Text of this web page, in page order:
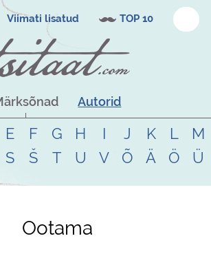
Viimati lisatud TOP 10
Autorid
E F G H I J K L
M
S Š T U V Õ Ä Ö Ü
ootama
Ootama